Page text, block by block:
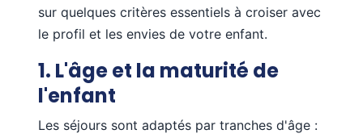
sur quelques critères essentiels à croiser avec
le profil et les envies de votre enfant.
1. L'âge et la maturité de
l'enfant
Les séjours sont adaptés par tranches d'âge :